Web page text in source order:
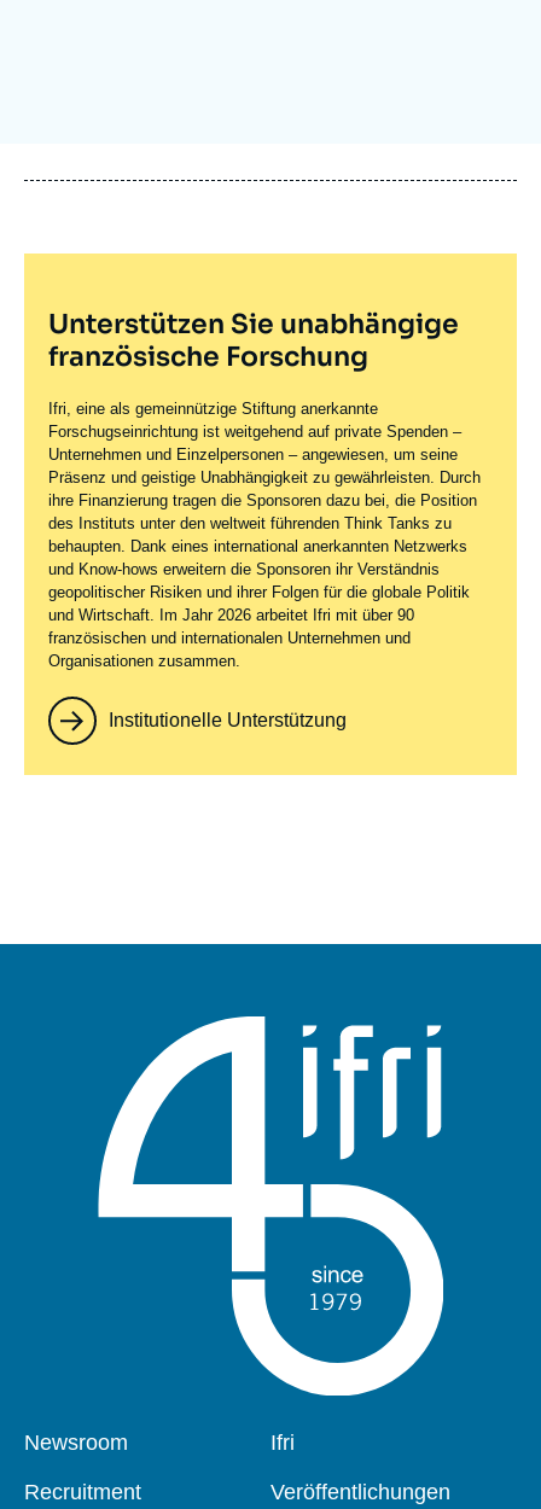
Unterstützen Sie unabhängige
französische Forschung
Ifri, eine als gemeinnützige Stiftung anerkannte
Forschugseinrichtung ist weitgehend auf private Spenden –
Unternehmen und Einzelpersonen – angewiesen, um seine
Präsenz und geistige Unabhängigkeit zu gewährleisten. Durch
ihre Finanzierung tragen die Sponsoren dazu bei, die Position
des Instituts unter den weltweit führenden Think Tanks zu
behaupten. Dank eines international anerkannten Netzwerks
und Know-hows erweitern die Sponsoren ihr Verständnis
geopolitischer Risiken und ihrer Folgen für die globale Politik
und Wirtschaft. Im Jahr 2026 arbeitet Ifri mit über 90
französischen und internationalen Unternehmen und
Organisationen zusammen.
Institutionelle Unterstützung
Pied
Newsroom
Recruitment
Navigation
Ifri
Veröffentlichungen